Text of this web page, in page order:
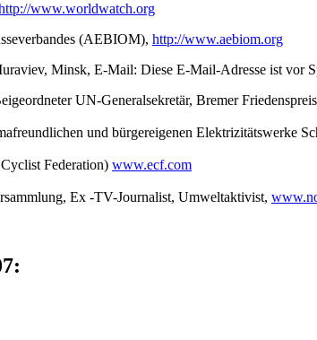
www.worldwatch.org
(AEBIOM), http://www.aebiom.org
Minsk, E-Mail: Diese E-Mail-Adresse ist vor
UN-Generalsekretär, Bremer
und bürgereigenen Elektrizitätswerke
Federation) www.ecf.com
Ex -TV-Journalist, Umweltaktivist,